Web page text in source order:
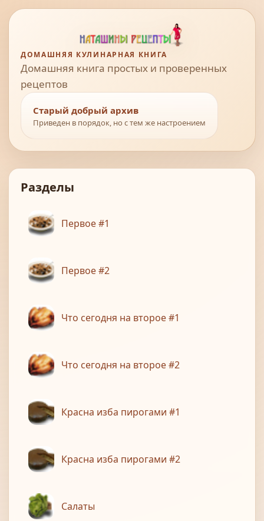
ДОМАШНЯЯ КУЛИНАРНАЯ КНИГА
Домашняя книга простых и проверенных
рецептов
Старый добрый архив
Приведен в порядок, но с тем же настроением
Разделы
Первое #1
Первое #2
Что сегодня на второе #1
Что сегодня на второе #2
Красна изба пирогами #1
Красна изба пирогами #2
Салаты